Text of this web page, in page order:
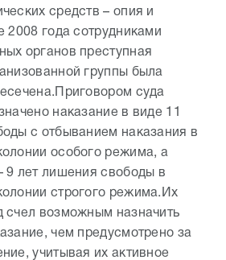
средств – опия и
2008 года сотрудниками
органов преступная
группы была
Приговором суда
наказание в виде 11
с отбыванием наказания в
особого режима, а
9 лет лишения свободы в
строгого режима. Их
счел возможным назначить
чем предусмотрено за
учитывая их активное